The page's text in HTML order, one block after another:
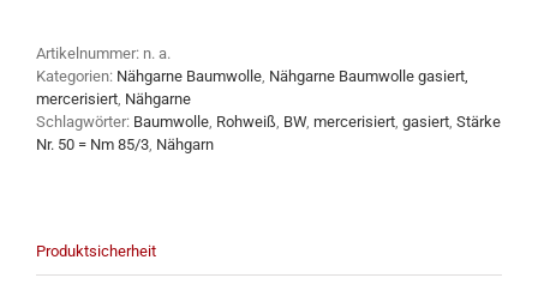
Artikelnummer: n. a.
Kategorien: Nähgarne Baumwolle, Nähgarne Baumwolle gasiert,
mercerisiert, Nähgarne
Schlagwörter: Baumwolle, Rohweiß, BW, mercerisiert, gasiert, Stärke
Nr. 50 = Nm 85/3, Nähgarn
Produktsicherheit